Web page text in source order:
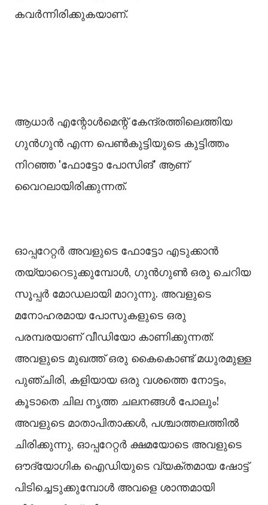
കവർന്നിരിക്കുകയാണ്.
ആധാർ എന്റോള്‍മെന്റ് കേന്ദ്രത്തിലെത്തിയ
ഗുൻഗുൻ എന്ന പെണ്‍കുട്ടിയുടെ കുട്ടിത്തം
നിറഞ്ഞ 'ഫോട്ടോ പോസിങ്' ആണ്
വൈറലായിരിക്കുന്നത്.
ഓപ്പറേറ്റർ അവളുടെ ഫോട്ടോ എടുക്കാൻ
തയ്യാറെടുക്കുമ്പോൾ, ഗുൻഗുൺ ഒരു ചെറിയ
സൂപ്പർ മോഡലായി മാറുന്നു. അവളുടെ
മനോഹരമായ പോസുകളുടെ ഒരു
പരമ്പരയാണ് വീഡിയോ കാണിക്കുന്നത്:
അവളുടെ മുഖത്ത് ഒരു കൈകൊണ്ട് മധുരമുള്ള
പുഞ്ചിരി, കളിയായ ഒരു വശത്തെ നോട്ടം,
കൂടാതെ ചില നൃത്ത ചലനങ്ങൾ പോലും!
അവളുടെ മാതാപിതാക്കൾ, പശ്ചാത്തലത്തിൽ
ചിരിക്കുന്നു, ഓപ്പറേറ്റർ ക്ഷമയോടെ അവളുടെ
ഔദ്യോഗിക ഐഡിയുടെ വ്യക്തമായ ഷോട്ട്
പിടിച്ചെടുക്കുമ്പോൾ അവളെ ശാന്തമായി